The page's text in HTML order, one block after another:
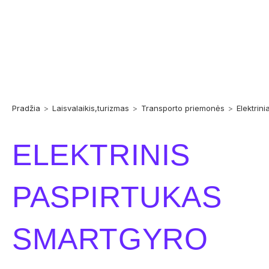
Pradžia > Laisvalaikis,turizmas > Transporto priemonės >
ELEKTRINIS
PASPIRTUKAS
SMARTGYRO